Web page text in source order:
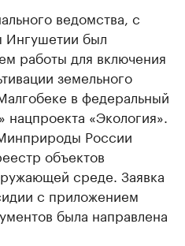
ведомства, с
был
работы для включения
земельного
в федеральный
нацпроекта «Экология».
России
объектов
среде. Заявка
с приложением
была направлена